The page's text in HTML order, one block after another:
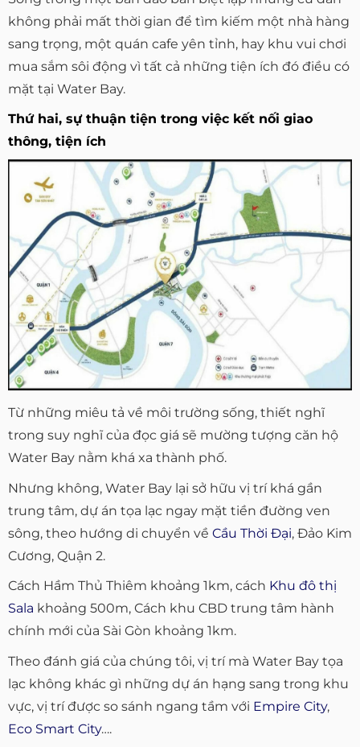
không phải mất thời gian để tìm kiếm một nhà hàng
sang trọng, một quán cafe yên tỉnh, hay khu vui chơi
mua sắm sôi động vì tất cả những tiện ích đó điều có
mặt tại Water Bay.
Thứ hai, sự thuận tiện trong việc kết nối giao
thông, tiện ích
Từ những miêu tả về môi trường sống, thiết nghĩ
trong suy nghĩ của đọc giá sẽ mường tượng căn hộ
Water Bay nằm khá xa thành phố.
Nhưng không, Water Bay lại sở hữu vị trí khá gần
trung tâm, dự án tọa lạc ngay mặt tiền đường ven
sông, theo hướng di chuyển về Cầu Thời Đại, Đảo Kim
Cương, Quận 2.
Cách Hầm Thủ Thiêm khoảng 1km, cách Khu đô thị
Sala khoảng 500m, Cách khu CBD trung tâm hành
chính mới của Sài Gòn khoảng 1km.
Theo đánh giá của chúng tôi, vị trí mà Water Bay tọa
lạc không khác gì những dự án hạng sang trong khu
vực, vị trí được so sánh ngang tầm với Empire City,
Eco Smart City….